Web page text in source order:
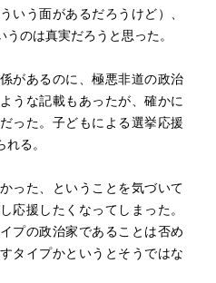
いう面があるだろうけど）、
のは真実だろうと思った。
があるのに、極悪非道の政治
うな記載もあったが、確かに
った。子どもによる選挙応援
る。
った、ということを気づいて
応援したくなってしまった。
プの政治家であることは否め
タイプかというとそうではな